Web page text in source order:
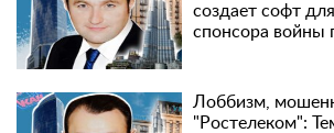
создает софт
спонсора войны
Лоббизм,
"Ростелеком":